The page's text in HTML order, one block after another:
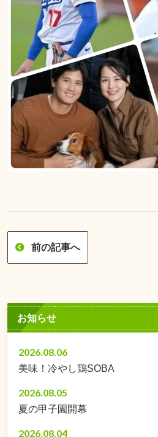
前の記事へ
お知らせ
2026.08.06
美味！冷やし鶏SOBA
2026.08.05
夏の甲子園開幕
2026.08.04